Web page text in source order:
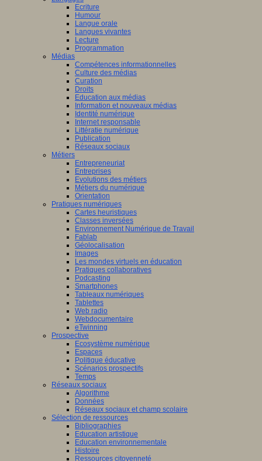
Ecriture
Humour
Langue orale
Langues vivantes
Lecture
Programmation
Médias
Compétences informationnelles
Culture des médias
Curation
Droits
Education aux médias
Information et nouveaux médias
Identité numérique
Internet responsable
Littératie numérique
Publication
Réseaux sociaux
Métiers
Entrepreneuriat
Entreprises
Evolutions des métiers
Métiers du numérique
Orientation
Pratiques numériques
Cartes heuristiques
Classes inversées
Environnement Numérique de Travail
Fablab
Géolocalisation
Images
Les mondes virtuels en éducation
Pratiques collaboratives
Podcasting
Smartphones
Tableaux numériques
Tablettes
Web radio
Webdocumentaire
eTwinning
Prospective
Ecosystème numérique
Espaces
Politique éducative
Scénarios prospectifs
Temps
Réseaux sociaux
Algorithme
Données
Réseaux sociaux et champ scolaire
Sélection de ressources
Bibliographies
Education artistique
Education environnementale
Histoire
Ressources citoyenneté